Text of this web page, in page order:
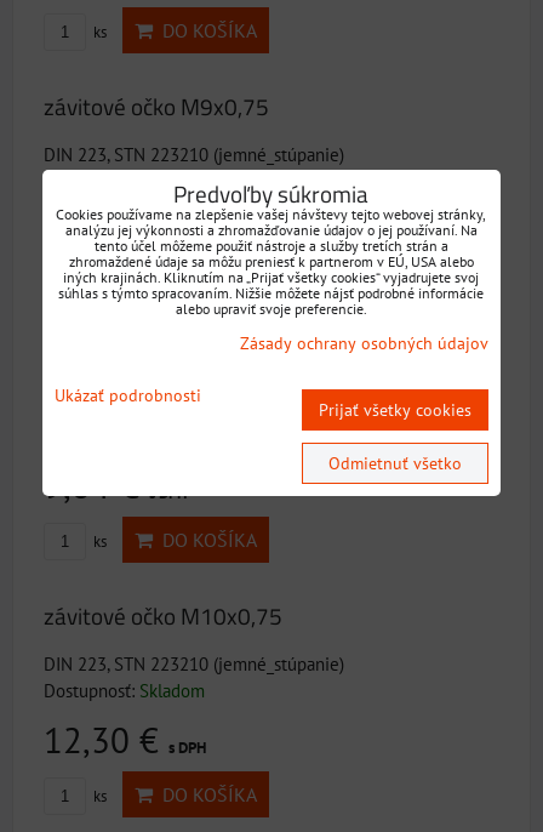
ks DO KOŠÍKA
závitové očko M9x0,75
DIN 223, STN 223210 (jemné_stúpanie)
Skladom
9,84 €s DPH
ks DO KOŠÍKA
DIN 223, STN 223210 (jemné_stúpanie)
9,84 €s DPH
ks DO KOŠÍKA
závitové očko M10x0,75
DIN 223, STN 223210 (jemné_stúpanie)
Dostupnosť: Skladom
12,30 € s DPH
ks DO KOŠÍKA
Predvoľby súkromia
Cookies používame na zlepšenie vašej návštevy tejto webovej stránky,
analýzu jej výkonnosti a zhromažďovanie údajov o jej používaní. Na
tento účel môžeme použiť nástroje a služby tretích strán a
zhromaždené údaje sa môžu preniesť k partnerom v EÚ, USA alebo
iných krajinách. Kliknutím na „Prijať všetky cookies“ vyjadrujete svoj
súhlas s týmto spracovaním. Nižšie môžete nájsť podrobné informácie
alebo upraviť svoje preferencie.
Zásady ochrany osobných údajov
Ukázať podrobnosti
Prijať všetky cookies
Odmietnuť všetko